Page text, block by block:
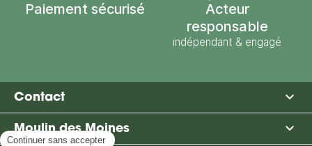
Paiement sécurisé
Acteur
responsable
indépendant & engagé
Contact 
Moulin des Moines 